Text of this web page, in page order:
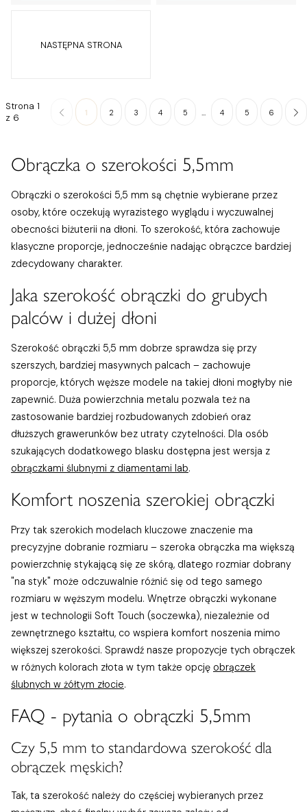
NASTĘPNA STRONA
Strona 1
z 6
1 2 3 4 5 ... 4 5 6
Obrączka o szerokości 5,5mm
Obrączki o szerokości 5,5 mm są chętnie wybierane przez
osoby, które oczekują wyrazistego wyglądu i wyczuwalnej
obecności biżuterii na dłoni. To szerokość, która zachowuje
klasyczne proporcje, jednocześnie nadając obrączce bardziej
zdecydowany charakter.
Jaka szerokość obrączki do grubych
palców i dużej dłoni
Szerokość obrączki 5,5 mm dobrze sprawdza się przy
szerszych, bardziej masywnych palcach – zachowuje
proporcje, których węższe modele na takiej dłoni mogłyby nie
zapewnić. Duża powierzchnia metalu pozwala też na
zastosowanie bardziej rozbudowanych zdobień oraz
dłuższych grawerunków bez utraty czytelności. Dla osób
szukających dodatkowego blasku dostępna jest wersja z
obrączkami ślubnymi z diamentami lab.
Komfort noszenia szerokiej obrączki
Przy tak szerokich modelach kluczowe znaczenie ma
precyzyjne dobranie rozmiaru – szeroka obrączka ma większą
powierzchnię stykającą się ze skórą, dlatego rozmiar dobrany
"na styk" może odczuwalnie różnić się od tego samego
rozmiaru w węższym modelu. Wnętrze obrączki wykonane
jest w technologii Soft Touch (soczewka), niezależnie od
zewnętrznego kształtu, co wspiera komfort noszenia mimo
większej szerokości. Sprawdź nasze propozycje tych obrączek
w różnych kolorach złota w tym także opcję obrączek
ślubnych w żółtym złocie.
FAQ - pytania o obrączki 5,5mm
Czy 5,5 mm to standardowa szerokość dla
obrączek męskich?
Tak, ta szerokość należy do częściej wybieranych przez